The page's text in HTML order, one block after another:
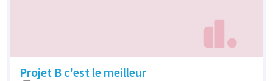
Projet B c'est le meilleur